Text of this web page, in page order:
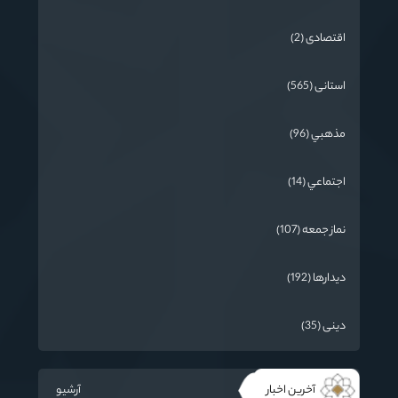
اقتصادی (2)
استانی (565)
مذهبي (96)
اجتماعي (14)
نماز جمعه (107)
دیدارها (192)
دینی (35)
آخرین اخبار آرشیو